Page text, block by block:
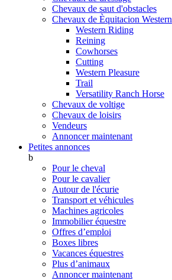
Chevaux de saut d'obstacles
Chevaux de Èquitacion Western
Western Riding
Reining
Cowhorses
Cutting
Western Pleasure
Trail
Versatility Ranch Horse
Chevaux de voltige
Chevaux de loisirs
Vendeurs
Annoncer maintenant
Petites annonces
b
Pour le cheval
Pour le cavalier
Autour de l'écurie
Transport et véhicules
Machines agricoles
Immobilier équestre
Offres d’emploi
Boxes libres
Vacances équestres
Plus d’animaux
Annoncer maintenant